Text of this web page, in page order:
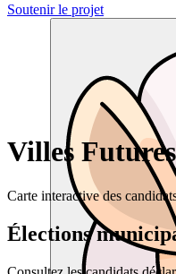
Soutenir le projet
Villes
Carte interactive des
Élections